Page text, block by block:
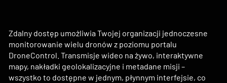
Zdalny dostęp umożliwia Twojej organizacji jednoczesne
monitorowanie wielu dronów z poziomu portalu
DroneControl. Transmisje wideo na żywo, interaktywne
mapy, nakładki geolokalizacyjne i metadane misji –
wszystko to dostępne w jednym, płynnym interfejsie, co